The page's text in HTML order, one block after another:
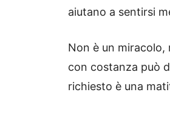
aiutano a sentirsi
Non è un
con costanza può
richiesto è una